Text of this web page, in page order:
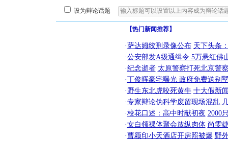
设为辩论话题
【热门新闻推荐】
·萨达姆绞刑录像公布 天下头条
·公安部发A级通缉令 5万悬红佛
·纪念逝者 太原警察打死北京警
·丁俊晖豪宅曝光 政府免费送别
·野生东北虎咬死黄牛 十大假新
·专家辩论伪科学废留现场混乱
·校花口述：高中时献初夜 2000
·女白领祼体聚会放纵肉体 尚雯
·曹颖印小天酒店开房照被爆 野